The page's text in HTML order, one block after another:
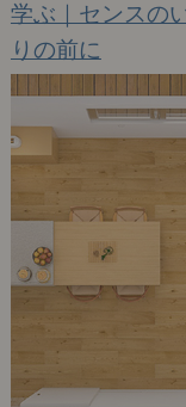
学ぶ｜センスの
りの前に